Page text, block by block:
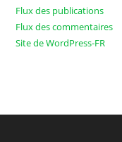
Flux des publications
Flux des commentaires
Site de WordPress-FR